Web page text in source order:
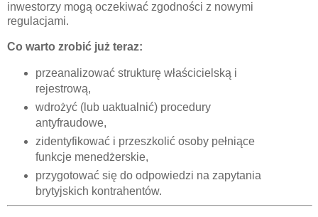
inwestorzy mogą oczekiwać zgodności z nowymi
regulacjami.
Co warto zrobić już teraz:
przeanalizować strukturę właścicielską i
rejestrową,
wdrożyć (lub uaktualnić) procedury
antyfraudowe,
zidentyfikować i przeszkolić osoby pełniące
funkcje menedżerskie,
przygotować się do odpowiedzi na zapytania
brytyjskich kontrahentów.